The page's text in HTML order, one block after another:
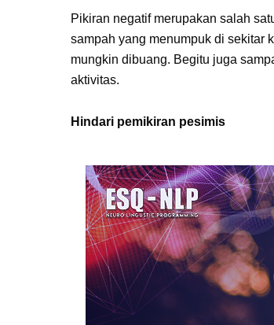
Pikiran negatif merupakan salah
sampah yang menumpuk di sekitar
mungkin dibuang. Begitu juga
aktivitas.
Hindari pemikiran pesimis